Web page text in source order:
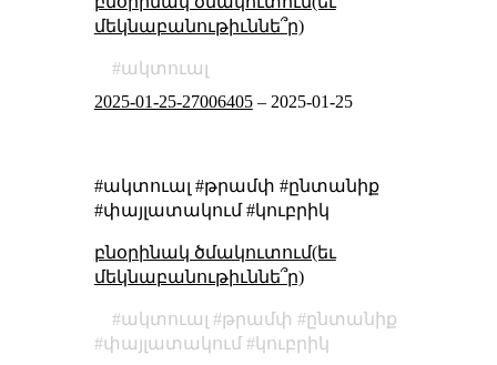
մեկնաբանութիւննե՞ր)
ակտուալ
2025-01-25-27006405– 2025-01-25
#ակտուալ #թրամփ #ընտանիք
#փայլատակում #կուբրիկ
բնօրինակ ծմակուտում(եւ
մեկնաբանութիւննե՞ր)
ակտուալ թրամփ
ընտանիք
փայլատակում
կուբրիկ